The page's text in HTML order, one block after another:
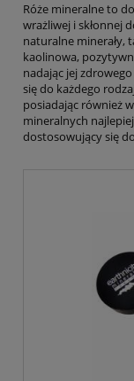
Róże mineralne to
wrażliwej i skłonnej
naturalne minerały,
kaolinowa,
nadając jej
się do każdego
posiadając również
mineralnych
dostosowujący się